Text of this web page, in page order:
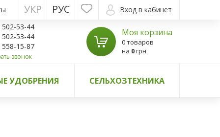
Вход в кабинет
РУС
УКР
502-53-44
502-53-44
558-15-87
звонок
Моя корзина
0 товаров
на 0грн
УДОБРЕНИЯ СЕЛЬХОЗТЕХНИКА